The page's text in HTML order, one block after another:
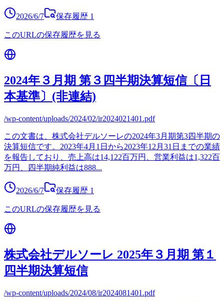
2026/6/7 保存履歴 1
このURLの保存履歴を見る
2024年３月期 第３四半期決算短信〔日
本基準〕(非連結)
/wp-content/uploads/2024/02/ir2024021401.pdf
この文書は、株式会社デルソーレの2024年3月期第3四半期の
決算短信です。2023年4月1日から2023年12月31日までの業績
を報告しており、売上高は14,122百万円、営業利益は1,322百
万円、四半期純利益は888...
2026/6/7 保存履歴 1
このURLの保存履歴を見る
株式会社デルソーレ 2025年３月期 第１
四半期決算短信
/wp-content/uploads/2024/08/ir2024081401.pdf